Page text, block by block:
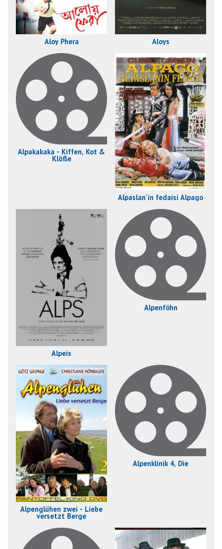
Aloy Phera Aloys
Alpakakaka - Kiffen, Kot &
Klöße
Alpaslan'in fedaisi Alpago
Alpeis
Alpenföhn
Alpenglühen zwei - Liebe
versetzt Berge
Alpenklinik 4, Die